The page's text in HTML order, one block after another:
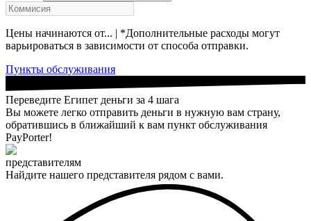
Цены начинаются от... | *Дополнительные расходы могут
варьироваться в зависимости от способа отправки.
Пункты обслуживания
Переведите Египет деньги за 4 шага
Вы можете легко отправить деньги в нужную вам страну,
обратившись в ближайший к вам пункт обслуживания
PayPorter!
представителям
Найдите нашего представителя рядом с вами.